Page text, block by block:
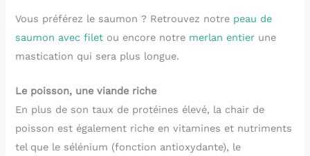
Vous préférez le saumon ? Retrouvez notre peau de
saumon avec filet ou encore notre merlan entier une
mastication qui sera plus longue.
Le poisson, une viande riche
En plus de son taux de protéines élevé, la chair de
poisson est également riche en vitamines et nutriments
tel que le sélénium (fonction antioxydante), le